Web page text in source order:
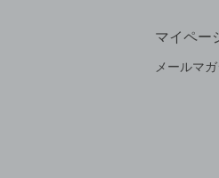
マイペー
メールマ